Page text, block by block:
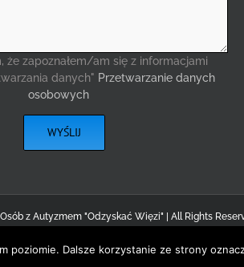
że zapoznałem/am się z informacjami
danych" Przetwarzanie danych
osobowych
z Autyzmem "Odzyskać Więzi" | All Rights
FacebookInstagramYouTube
Email
poziomie. Dalsze korzystanie ze strony